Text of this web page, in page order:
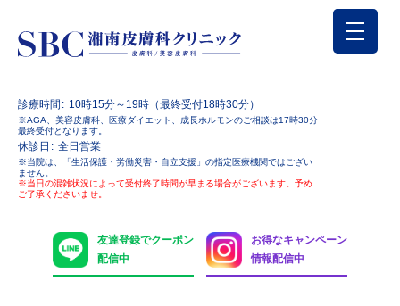
診療時間 10時15分～19時（最終受付18時30分）
※AGA、美容皮膚科、医療ダイエット、成長ホルモンのご相談は17時30分
最終受付となります。
休診日 全日営業
※当院は、「生活保護・労働災害・自立支援」の指定医療機関ではござい
ません。
※当日の混雑状況によって受付終了時間が早まる場合がございます。予め
ご了承くださいませ。
友達登録でクーポン
配信中
お得なキャンペーン
情報配信中